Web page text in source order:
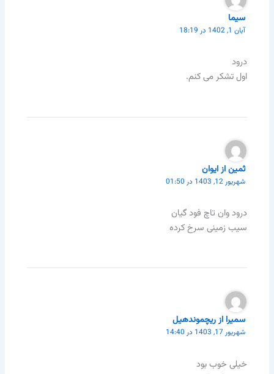
سیما
آبان 1, 1402 در 18:19
درود
اول تشکر می کنم.
ثمین از ایوان
شهریور 12, 1403 در 01:50
درود وان تاچ فود گیان
سیب زمینی سرخ کرده
سمیرا از ریچموندهیل
شهریور 17, 1403 در 14:40
خیلی خوب بود